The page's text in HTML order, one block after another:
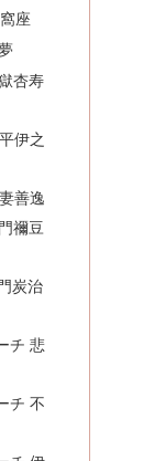
座
杏寿
伊之
善逸
禰豆
炭治
チ 悲
チ 不